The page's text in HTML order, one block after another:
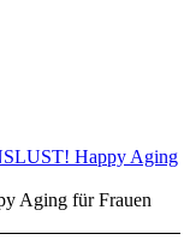
Aging für Frauen